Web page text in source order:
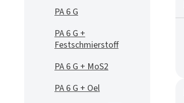
PA 6 G
PA 6 G +
Festschmierstoff
PA 6 G + MoS2
PA 6 G + Oel